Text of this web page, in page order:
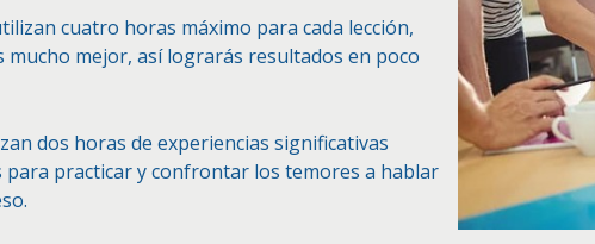
cuatro horas máximo para cada lección,
mucho mejor, así lograrás resultados en poco
dos horas de experiencias significativas
para practicar y confrontar los temores a hablar